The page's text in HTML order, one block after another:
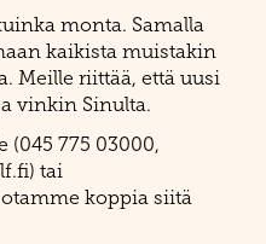
monta. Samalla
kaikista muistakin
Meille riittää, että uusi
vinkin Sinulta.
775 03000,
tai
koppia siitä